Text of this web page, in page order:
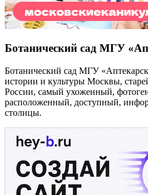
Ботанический сад МГУ
Ботанический сад МГУ
истории и культуры Москвы,
России, самый ухоженный,
расположенный, доступный,
столицы.